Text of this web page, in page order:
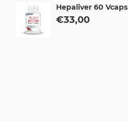
Hepaliver 60 Vcaps
€33,00